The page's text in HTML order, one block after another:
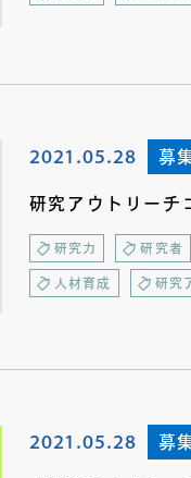
2021.05.28 募
研究アウトリーチ
研究力 研究者
人材育成 研究
2021.05.28 募